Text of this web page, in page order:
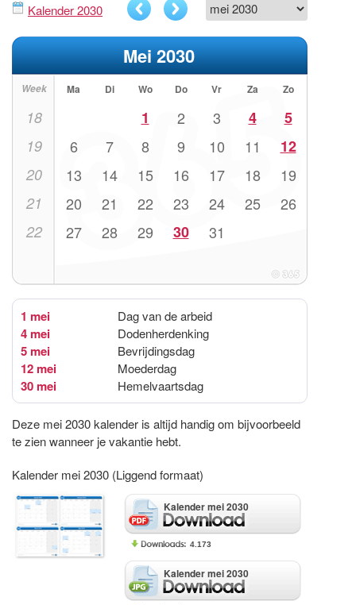
Kalender 2030
Mei 2030
Week Ma Di Wo Do Vr Za Zo
18 1 2 3 4 5
19 6 7 8 9 10 11 12
20 13 14 15 16 17 18 19
21 20 21 22 23 24 25 26
22 27 28 29 30 31
1 mei Dag van de arbeid
4 mei Dodenherdenking
5 mei Bevrijdingsdag
12 mei Moederdag
30 mei Hemelvaartsdag
Deze mei 2030 kalender is altijd handig om bijvoorbeeld
te zien wanneer je vakantie hebt.
Kalender mei 2030 (Liggend formaat)
Kalender mei 2030
4.173
Kalender mei 2030